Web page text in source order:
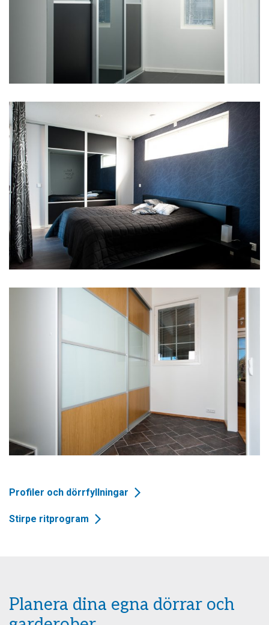
Profiler och dörrfyllningar
Stirpe ritprogram
Planera dina egna dörrar och